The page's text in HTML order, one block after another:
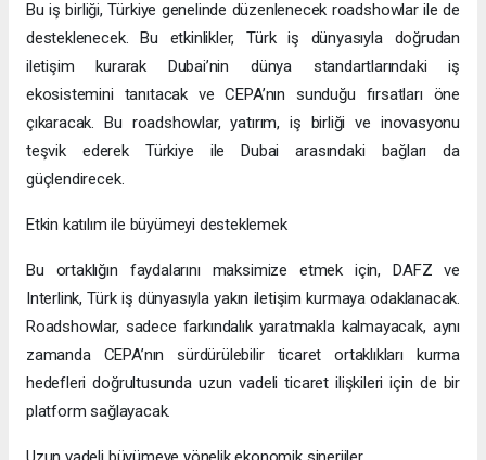
Bu iş birliği, Türkiye genelinde düzenlenecek roadshowlar ile de
desteklenecek. Bu etkinlikler, Türk iş dünyasıyla doğrudan
iletişim kurarak Dubai’nin dünya standartlarındaki iş
ekosistemini tanıtacak ve CEPA’nın sunduğu fırsatları öne
çıkaracak. Bu roadshowlar, yatırım, iş birliği ve inovasyonu
teşvik ederek Türkiye ile Dubai arasındaki bağları da
güçlendirecek.
Etkin katılım ile büyümeyi desteklemek
Bu ortaklığın faydalarını maksimize etmek için, DAFZ ve
Interlink, Türk iş dünyasıyla yakın iletişim kurmaya odaklanacak.
Roadshowlar, sadece farkındalık yaratmakla kalmayacak, aynı
zamanda CEPA’nın sürdürülebilir ticaret ortaklıkları kurma
hedefleri doğrultusunda uzun vadeli ticaret ilişkileri için de bir
platform sağlayacak.